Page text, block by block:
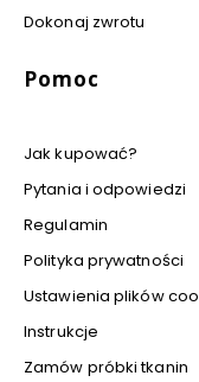
Dokonaj zwrotu
Pomoc
Jak kupować?
Pytania i odpowiedzi
Regulamin
Polityka prywatności
Ustawienia plików
Instrukcje
Zamów próbki tkanin